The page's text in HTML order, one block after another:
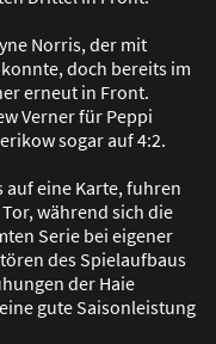
Norris, der mit
doch bereits im
erneut in Front.
Verner für Peppi
sogar auf 4:2.
auf eine Karte, fuhren
während sich die
Serie bei eigener
des Spielaufbaus
der Haie
gute Saisonleistung